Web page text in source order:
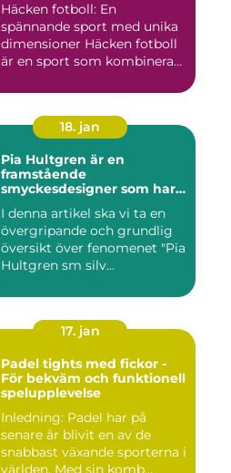
Häcken fotboll: En
spännande sport med unika
dimensioner Häcken fotboll
är en sport som kombinerar
18. jan
Pia Hultgren är en
framstående
smyckesdesigner som har
unika och vackra smycken i
silver
I denna artikel ska vi ta en
övergripande och grundlig
översikt över fenomenet "Pia
Hultgren sm silv...
17. jan
Padel tights med fickor -
För bekväm och funktionell
spelupplevelse
Inledning: Padel har på
senare år blivit en av de
snabbast växande sporterna i
världen. Med sin komb...